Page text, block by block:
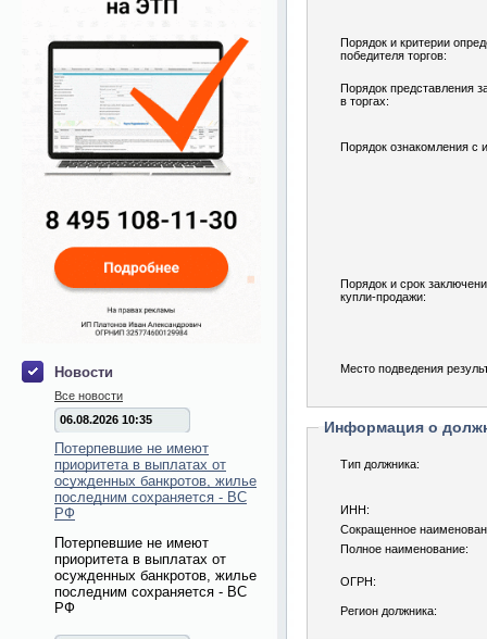
Новости
Все новости
06.08.2026 10:35
Потерпевшие не имеют
приоритета в выплатах от
осужденных банкротов, жилье
последним сохраняется - ВС
РФ
Потерпевшие не имеют
приоритета в выплатах от
осужденных банкротов, жилье
последним сохраняется - ВС
РФ
Порядок и критерии
победителя торгов:
Порядок представления
в торгах:
Порядок ознакомления с
Порядок и срок
купли-продажи:
Место подведения
Информация о
Тип должника:
ИНН:
Сокращенное
Полное наименование:
ОГРН:
Регион должника: